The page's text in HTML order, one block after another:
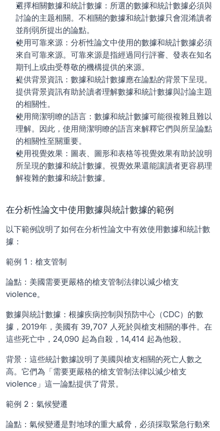
選擇相關數據和統計數據：所選的數據和統計數據必須與
討論的主题相關。不相關的數據和統計數據只會混淆讀者
並削弱所提出的論點。
使用可靠來源：分析性論文中使用的數據和統計數據必須
來自可靠來源。可靠來源是指經過同行評審、發表在知名
期刊上或由受尊敬的機構提供的來源。
提供背景資訊：數據和統計數據應在論點的背景下呈現。
提供背景資訊有助於讀者理解數據和統計數據與討論主題
的相關性。
使用簡潔明瞭的語言：數據和統計數據可能很複雜且難以
理解。因此，使用簡潔明瞭的語言來解釋它們與所呈論點
的相關性至關重要。
使用視覺效果：圖表、圖形和表格等視覺效果有助於說明
所呈現的數據和統計數據。視覺效果還能讓讀者更容易理
解複雜的數據和統計數據。
在分析性論文中使用數據與統計數據的範例
以下範例說明了如何在分析性論文中有效使用數據和統計數
據：
範例 1：槍支管制
論點：美國需要更嚴格的槍支管制法律以減少槍支
violence。
數據與統計數據：根據疾病控制與預防中心（CDC）的數
據，2019年，美國有 39,707 人死於與槍支相關的事件。在
這些死亡中，24,090 起為自殺，14,414 起為他殺。
背景：這些統計數據說明了美國與槍支相關的死亡人數之
高。它們為「需要更嚴格的槍支管制法律以減少槍支
violence」這一論點提供了背景。
範例 2：氣候變遷
論點：氣候變遷是對地球的重大威脅，必須採取緊急行動來